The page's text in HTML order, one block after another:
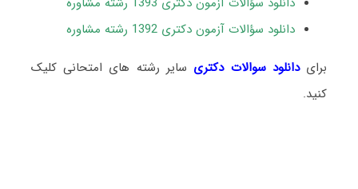
دانلود سؤالات آزمون دکتری 1392 رشته مشاوره
برایدانلود سوالات دکتری سایر رشته های امتحانی کلیک
کنید.